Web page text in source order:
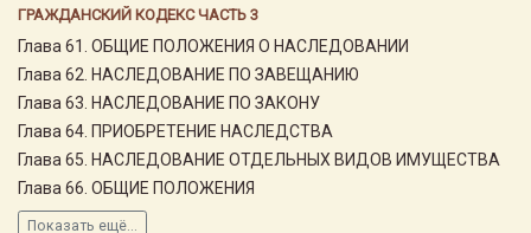
ГРАЖДАНСКИЙ КОДЕКС ЧАСТЬ 3
Глава 61. ОБЩИЕ ПОЛОЖЕНИЯ О НАСЛЕДОВАНИИ
Глава 62. НАСЛЕДОВАНИЕ ПО ЗАВЕЩАНИЮ
Глава 63. НАСЛЕДОВАНИЕ ПО ЗАКОНУ
Глава 64. ПРИОБРЕТЕНИЕ НАСЛЕДСТВА
Глава 65. НАСЛЕДОВАНИЕ ОТДЕЛЬНЫХ ВИДОВ ИМУЩЕСТВА
Глава 66. ОБЩИЕ ПОЛОЖЕНИЯ
Показать ещё...